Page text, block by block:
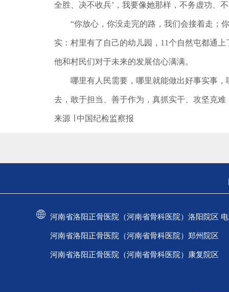
全胜、决不收兵’，我要像她那样，不务虚功、
“你放心，你没走完的路，我们会接着走；你
实：村里有了自己的幼儿园，11个自然屯都通
他和村民们对于未来的发展信心满满。
哪里有人民需要，哪里就能做出好事实事，
去，敢于担当、善于作为，真抓实干、攻坚克
来源 ∣ 中国纪检监察报
河南省洛阳正骨医院（河南省骨科医院）洛阳院区
河南省洛阳正骨医院（河南省骨科医院）郑州院区
河南省洛阳正骨医院（河南省骨科医院）康复院区